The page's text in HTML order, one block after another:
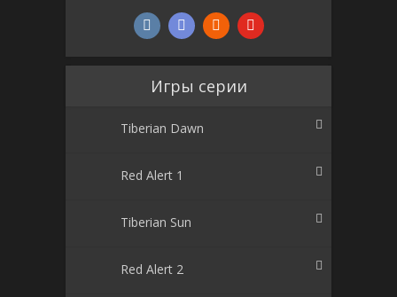
Игры серии
Tiberian Dawn
Red Alert 1
Tiberian Sun
Red Alert 2